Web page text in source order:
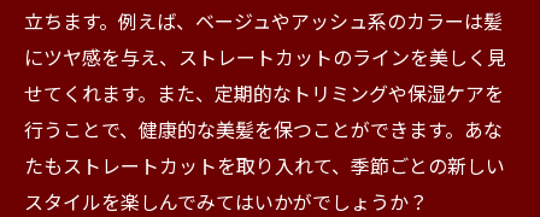
立ちます。例えば、ベージュやアッシュ系のカラーは髪
にツヤ感を与え、ストレートカットのラインを美しく見
せてくれます。また、定期的なトリミングや保湿ケアを
行うことで、健康的な美髪を保つことができます。あな
たもストレートカットを取り入れて、季節ごとの新しい
スタイルを楽しんでみてはいかがでしょうか？